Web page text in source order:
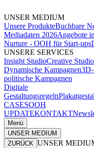
UNSER MEDIUM
Unsere ProdukteBuchbare
Mediadaten 2026Angebote
Nurture - OOH für Start-ups
UNSERE SERVICES
Insight StudioCreative Studio
Dynamische Kampagnen
politische Kampagnen
Digitale
Gestaltungsregeln
CASESOOH
UPDATEKONTAKT
Menü
UNSER MEDIUM
ZURÜCK UNSER